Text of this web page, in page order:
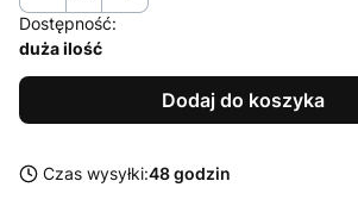
Dostępność:
duża ilość
Dodaj do koszyka
Czas wysyłki:48 godzin